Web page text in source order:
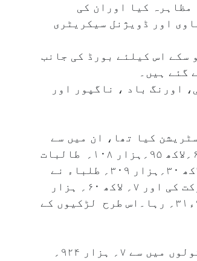
مظاہرہ کیا اوران کی
گوساوی اور ڈویژنل سیکریٹری
سکے اس کیلئے بورڈ کی جانب
اورنگ باد ، ناگپور اور
۷۱۱؍ ریگولر طالبات نے رجسٹریشن کیا تھا، ان میں سے
۷؍لاکھ ۲۲؍ہزار ۹۶۸؍ طالبات نے ایس ایس سی بورڈ امتحانات میں شرکت کی تھیں اور ۶؍لاکھ ۹۵؍ہزار ۱۰۸؍ طالبات
نے کامیابی حاصل کی اس طرح ان کا کامیابی کا فیصد ۹۶ء۱۴؍ رہا۔ اسی کے برخلاف ۸؍ لاکھ ۳۰؍ہزار ۳۰۹؍ طلباء نے
امتحان کیلئے رجسٹریشن کیا تھا ان میں سے ۸؍ لاکھ ۲۳؍ ہزار ۶۱۱؍نے امتحان میں شرکت کی اور ۷؍ لاکھ ۶۰؍ ہزار
۳۲۵؍ کامیاب ہوئے۔ اس طرح ایس ایس سی امتحانات میں لڑکوں کی کامیابی کا فیصد ۹۲ء۳۱؍ رہا۔اس طرح لڑکیوں کے
دسویں جماعت کے کل۲۴؍ مضامین نے صدفیصد نتائج حاصل کئے ہیں۔ ۲۳؍ ہزار ۴۸۹؍ اسکولوں میں سے ۷؍ ہزار ۹۲۴؍